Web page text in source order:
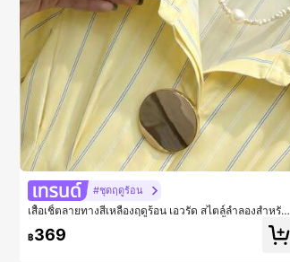
#ชุดฤดูร้อน
เสื้อเชิ้ตลายทางสีเหลืองฤดูร้อน เอวรัด สไตล์ลำลองสำหรับเ
ดินทางไปทำงาน ผ้าฝ้ายผสม กระดุมหน้า เสื้ออเนกประสงค์
฿369